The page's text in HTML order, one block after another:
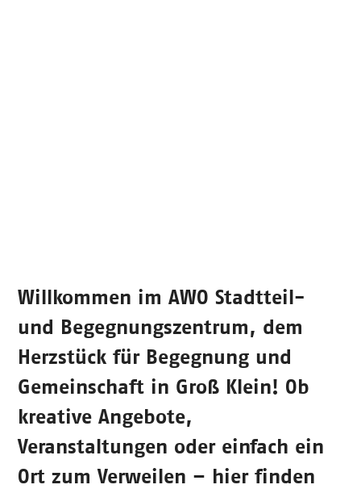
Willkommen imAWO Stadtteil-
und Begegnungszentrum, dem
Herzstück für Begegnung und
Gemeinschaft in Groß Klein! Ob
kreative Angebote,
Veranstaltungen oder einfach ein
Ort zum Verweilen – hier finden